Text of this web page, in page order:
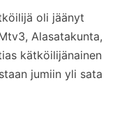
oli jäänyt
Alasatakunta,
kätköilijänainen
jumiin yli sata